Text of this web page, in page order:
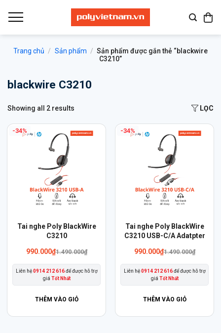
qua
Trang chủ / Sản phẩm / Sản phẩm được gắn thẻ “blackwire
C3210”
blackwire C3210
Showing all 2 results LỌC
-34%
Tai nghe Poly BlackWire
C3210
990.000₫1.490.000₫
Liên hệ0914 212 616để được hỗ trợ
giá Tốt Nhất
THÊM VÀO GIỎ
Sản
nhiều
biến
-34%
Tai nghe Poly BlackWire
C3210 USB-C/A Adatpter
1.490.000₫
Giá
1.490.000₫.
990.000₫Giá
là:
990.000₫.
Liên hệ0914 212 616để được hỗ trợ
giá Tốt Nhất
THÊM VÀO GIỎ